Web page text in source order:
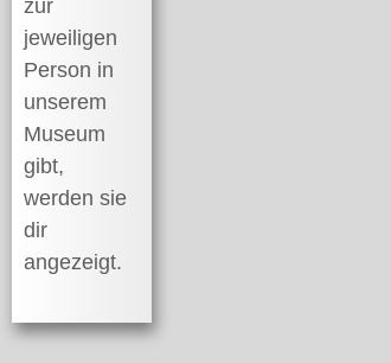
zur
jeweiligen
Person in
unserem
Museum
gibt,
werden sie
dir
angezeigt.